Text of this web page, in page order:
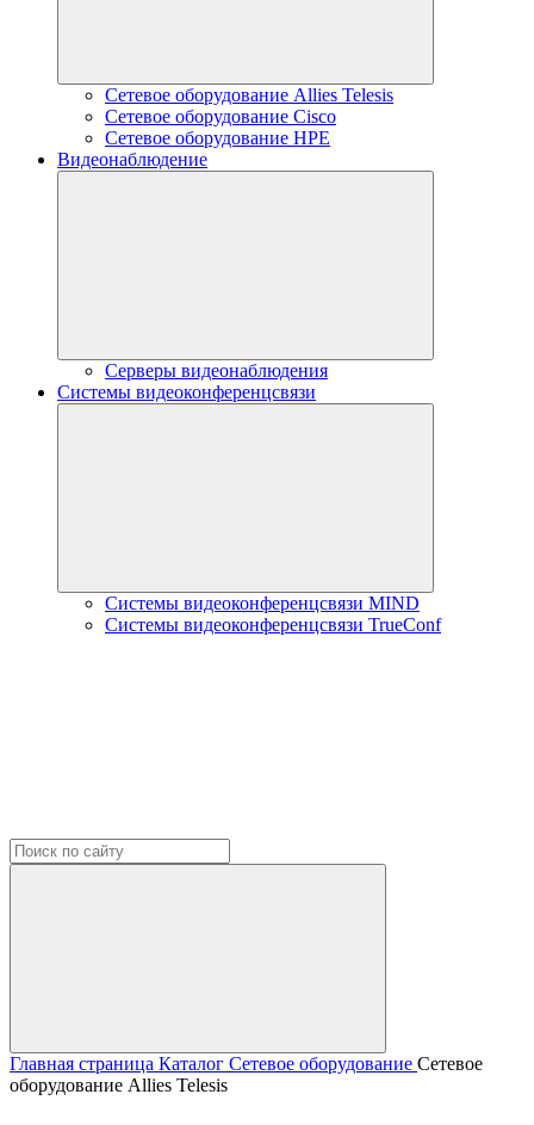
Сетевое оборудование Allies Telesis
Сетевое оборудование Cisco
Сетевое оборудование HPE
Видеонаблюдение
Серверы видеонаблюдения
Системы видеоконференцсвязи
Системы видеоконференцсвязи MIND
Системы видеоконференцсвязи TrueConf
Главная страница Каталог Сетевое оборудование Сетевое
оборудование Allies Telesis